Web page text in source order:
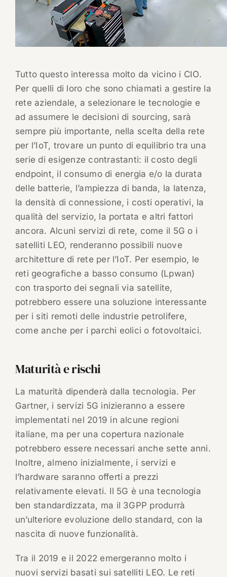
Tutto questo interessa molto da vicino i CIO.
Per quelli di loro che sono chiamati a gestire la
rete aziendale, a selezionare le tecnologie e
ad assumere le decisioni di sourcing, sarà
sempre più importante, nella scelta della rete
per l’IoT, trovare un punto di equilibrio tra una
serie di esigenze contrastanti: il costo degli
endpoint, il consumo di energia e/o la durata
delle batterie, l’ampiezza di banda, la latenza,
la densità di connessione, i costi operativi, la
qualità del servizio, la portata e altri fattori
ancora. Alcuni servizi di rete, come il 5G o i
satelliti LEO, renderanno possibili nuove
architetture di rete per l’IoT. Per esempio, le
reti geografiche a basso consumo (Lpwan)
con trasporto dei segnali via satellite,
potrebbero essere una soluzione interessante
per i siti remoti delle industrie petrolifere,
come anche per i parchi eolici o fotovoltaici.
Maturità e rischi
La maturità dipenderà dalla tecnologia. Per
Gartner, i servizi 5G inizieranno a essere
implementati nel 2019 in alcune regioni
italiane, ma per una copertura nazionale
potrebbero essere necessari anche sette anni.
Inoltre, almeno inizialmente, i servizi e
l’hardware saranno offerti a prezzi
relativamente elevati. Il 5G è una tecnologia
ben standardizzata, ma il 3GPP produrrà
un’ulteriore evoluzione dello standard, con la
nascita di nuove funzionalità.
Tra il 2019 e il 2022 emergeranno molto i
nuovi servizi basati sui satelliti LEO. Le reti